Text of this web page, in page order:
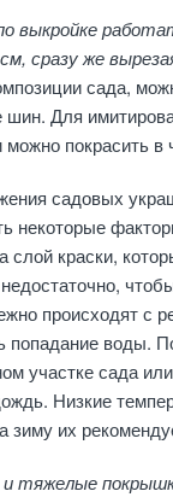
выкройке
сразу же
сада,
Для
покрасить в
садовых
некоторые
слой краски,
происходят с
попадание воды.
участке сада
Низкие
зиму их
тяжелые